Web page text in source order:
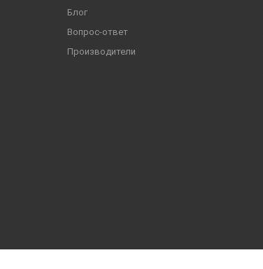
Блог
Вопрос-ответ
Производители